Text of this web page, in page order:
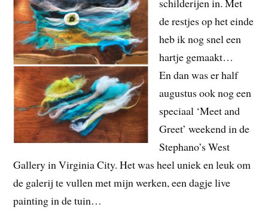
schilderijen in. Met
de restjes op het einde
heb ik nog snel een
hartje gemaakt…
En dan was er half
augustus ook nog een
speciaal ‘Meet and
Greet’ weekend in de
Stephano’s West
Gallery in Virginia City. Het was heel uniek en leuk om
de galerij te vullen met mijn werken, een dagje live
painting in de tuin…